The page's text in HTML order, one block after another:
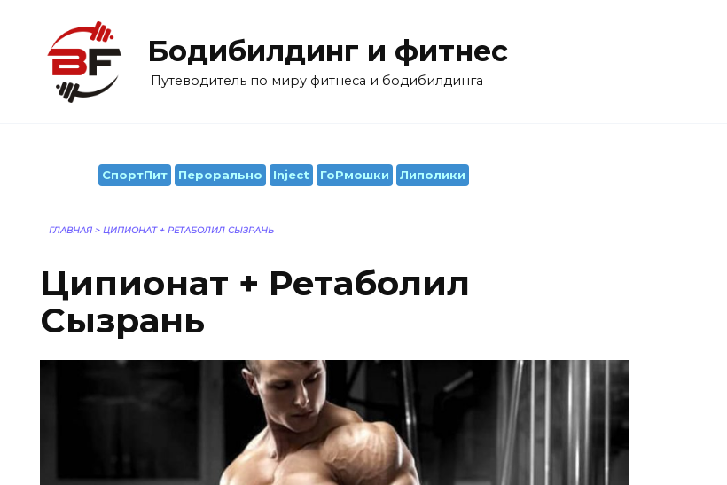
содержанию
Бодибилдинг и фитнес
Путеводитель по миру фитнеса и бодибилдинга
СпортПит Перорально Inject ГоРмошки Липолики
ГЛАВНАЯ > ЦИПИОНАТ + РЕТАБОЛИЛ СЫЗРАНЬ
Ципионат + Ретаболил
Сызрань